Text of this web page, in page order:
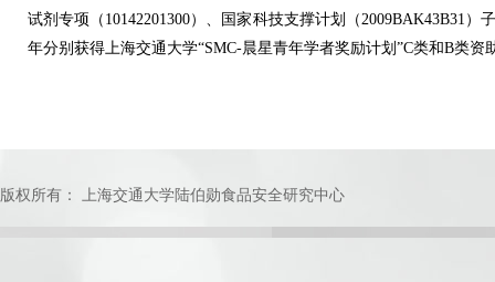
试剂专项（10142201300）、国家科技支撑计划（2009BAK43B31）
年分别获得上海交通大学“SMC-晨星青年学者奖励计划”C类和B类
版权所有： 上海交通大学陆伯勋食品安全研究中心